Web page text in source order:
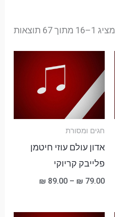
מציג 1–16 מתוך 67 תוצאות
חגים ומסורת
אדון עולם עוזי חיטמן
פלייבק קריוקי
₪ 79.00
–
₪ 89.00
עד